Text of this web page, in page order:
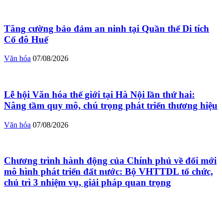
Tăng cường bảo đảm an ninh tại Quần thể Di tích
Cố đô Huế
Văn hóa 07/08/2026
Lễ hội Văn hóa thế giới tại Hà Nội lần thứ hai:
Nâng tầm quy mô, chú trọng phát triển thương hiệu
Văn hóa 07/08/2026
Chương trình hành động của Chính phủ về đổi mới
mô hình phát triển đất nước: Bộ VHTTDL tổ chức,
chủ trì 3 nhiệm vụ, giải pháp quan trọng